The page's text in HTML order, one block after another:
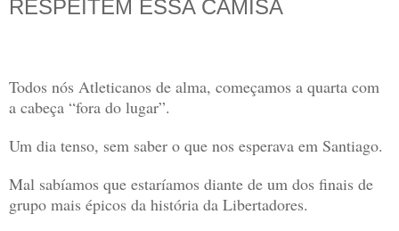
RESPEITEM ESSA CAMISA
Todos nós Atleticanos de alma, começamos a quarta com
a cabeça “fora do lugar”.
Um dia tenso, sem saber o que nos esperava em Santiago.
Mal sabíamos que estaríamos diante de um dos finais de
grupo mais épicos da história da Libertadores.